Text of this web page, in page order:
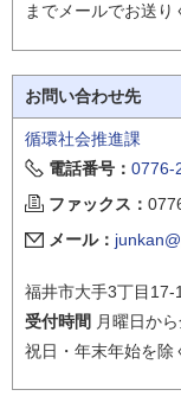
までメールでお送り
お問い合わせ先
循環社会推進課
電話番号： 0776-
ファックス：
メール：
福井市大手3丁目17-
受付時間 月曜日か
祝日・年末年始を除